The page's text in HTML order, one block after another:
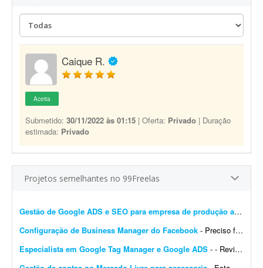
Caique R.
Aceita
Submetido: 30/11/2022 às 01:15 | Oferta: Privado | Duração
estimada: Privado
Projetos semelhantes no 99Freelas
Gestão de Google ADS e SEO para empresa de produção audiovisual
Configuração de Business Manager do Facebook - Preciso fazer disparo de mensagens através da API do Meta. Já tenho o sistema, no entanto meu Business Manager do Facebook está desorganizado, com muitas contas de portfó...
Especialista em Google Tag Manager e Google ADS - - Revisão da instalação atual do Google Tag Manager (GTM). - Integração entre o GTM, o Google Analytics 4 (GA4) e o Google Ads. - Configuração das p...